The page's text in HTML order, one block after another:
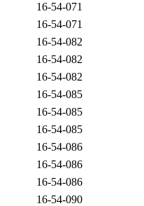
16-54-071
16-54-071
16-54-082
16-54-082
16-54-082
16-54-085
16-54-085
16-54-085
16-54-086
16-54-086
16-54-086
16-54-090